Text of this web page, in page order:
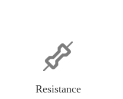
Resistance